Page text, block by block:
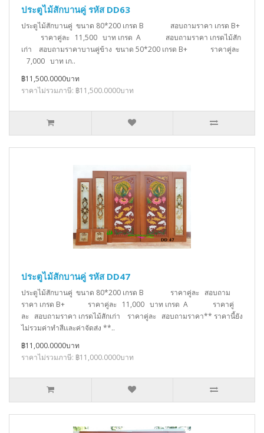
ประตูไม้สักบานคู่ รหัส DD63
ประตูไม้สักบานคู่ ขนาด 80*200 เกรด B สอบถามราคา เกรด B+
ราคาคู่ละ 11,500 บาท เกรด A สอบถามราคา เกรดไม้สัก
เก่า สอบถามราคาบานคู่ข้าง ขนาด 50*200 เกรด B+ ราคาคู่ละ
7,000 บาท เก..
฿11,500.0000บาท
ราคาไม่รวมภาษี: ฿11,500.0000บาท
ประตูไม้สักบานคู่ รหัส DD47
ประตูไม้สักบานคู่ ขนาด 80*200 เกรด B ราคาคู่ละ สอบถาม
ราคา เกรด B+ ราคาคู่ละ 11,000 บาท เกรด A ราคาคู่
ละ สอบถามราคา เกรดไม้สักเก่า ราคาคู่ละ สอบถามราคา** ราคานี้ยัง
ไม่รวมค่าทำสีเเละค่าจัดส่ง **..
฿11,000.0000บาท
ราคาไม่รวมภาษี: ฿11,000.0000บาท